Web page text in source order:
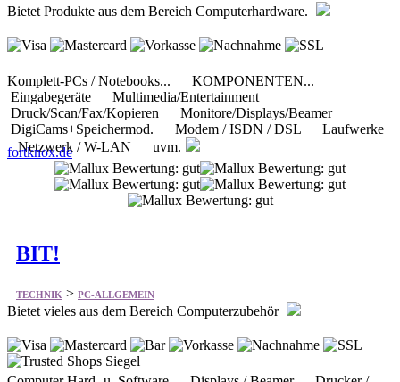
Bietet Produkte aus dem Bereich Computerhardware.
Komplett-PCs / Notebooks... KOMPONENTEN...
Eingabegeräte Multimedia/Entertainment
Druck/Scan/Fax/Kopieren Monitore/Displays/Beamer
DigiCams+Speichermod. Modem / ISDN / DSL Laufwerke
Netzwerk / W-LAN uvm.
fortknox.de
BIT!
TECHNIK > PC-ALLGEMEIN
Bietet vieles aus dem Bereich Computerzubehör